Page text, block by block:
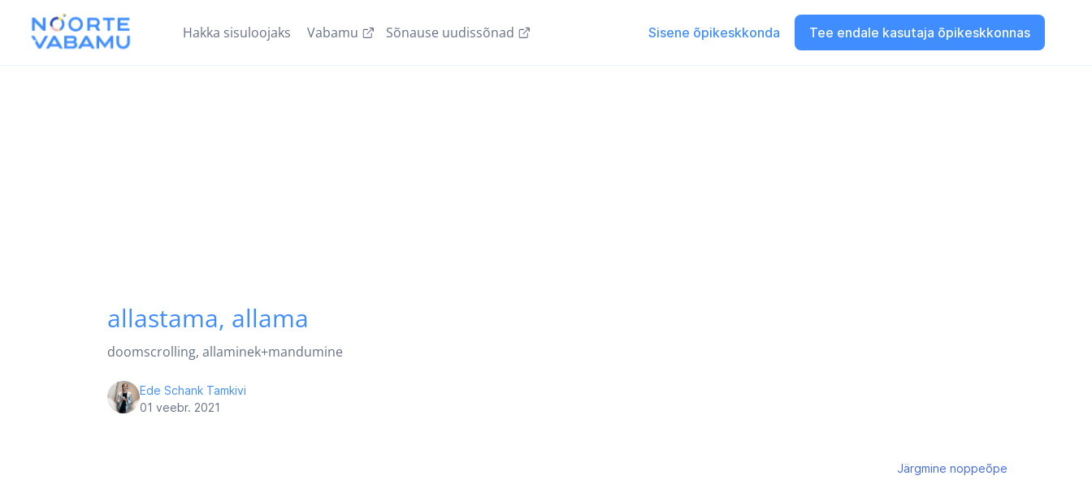
Hakka sisuloojaks Vabamu Sõnause uudissõnad Sisene õpikeskkonda Tee endale kasutaja õpikeskkonnas
allastama, allama
doomscrolling, allaminek+mandumine
Ede Schank Tamkivi
01 veebr. 2021
Järgmine noppeõpe